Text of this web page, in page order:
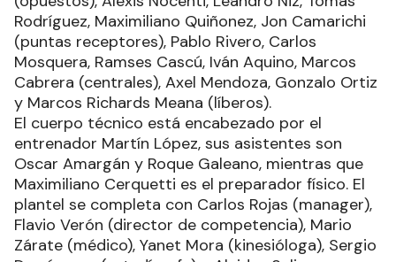
Rodríguez, Maximiliano Quiñonez, Jon Camarichi
(puntas receptores), Pablo Rivero, Carlos
Mosquera, Ramses Cascú, Iván Aquino, Marcos
Cabrera (centrales), Axel Mendoza, Gonzalo Ortiz
y Marcos Richards Meana (líberos).
El cuerpo técnico está encabezado por el
entrenador Martín López, sus asistentes son
Oscar Amargán y Roque Galeano, mientras que
Maximiliano Cerquetti es el preparador físico. El
plantel se completa con Carlos Rojas (manager),
Flavio Verón (director de competencia), Mario
Zárate (médico), Yanet Mora (kinesióloga), Sergio